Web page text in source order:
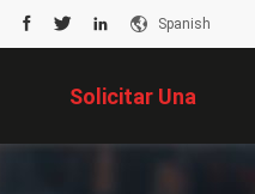
Spanish
Solicitar Una